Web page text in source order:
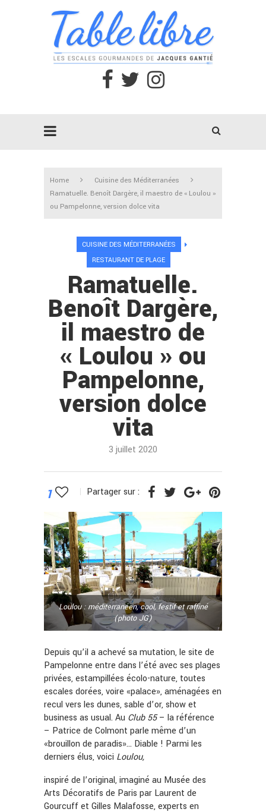
Home
Cuisine des Méditerranées
Ramatuelle. Benoît Dargère, il maestro de « Loulou »
ou Pampelonne, version dolce vita
CUISINE DES MÉDITERRANÉES
RESTAURANT DE PLAGE
Ramatuelle.
Benoît Dargère,
il maestro de
« Loulou » ou
Pampelonne,
version dolce
vita
3 juillet 2020
1 Partager sur :
Loulou : méditerranéen, cool, festif et raffiné
(photo JG)
Depuis qu’il a achevé sa mutation, le site de
Pampelonne entre dans l’été avec ses plages
privées, estampillées écolo-nature, toutes
escales dorées, voire «palace», aménagées en
recul vers les dunes, sable d’or, show et
business as usual. Au Club 55– la référence
– Patrice de Colmont parle même d’un
«brouillon de paradis»… Diable ! Parmi les
derniers élus, voici Loulou,
inspiré de l’original, imaginé au Musée des
Arts Décoratifs de Paris par Laurent de
Gourcuff et Gilles Malafosse, experts en